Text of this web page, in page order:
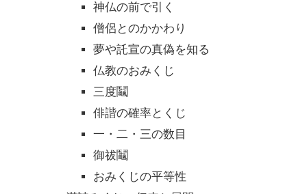
神仏の前で引く
僧侶とのかかわり
夢や託宣の真偽を知る
仏教のおみくじ
三度鬮
俳諧の確率とくじ
一・二・三の数目
御祓鬮
おみくじの平等性